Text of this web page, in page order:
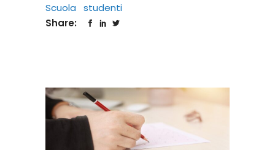
Scuola
studenti
Share: